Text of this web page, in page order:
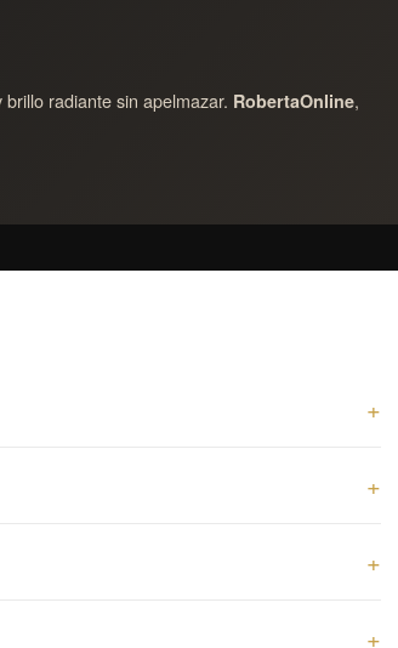
reparación.
100% original con trazabilidad de lote.
radiante sin apelmazar. RobertaOnline,